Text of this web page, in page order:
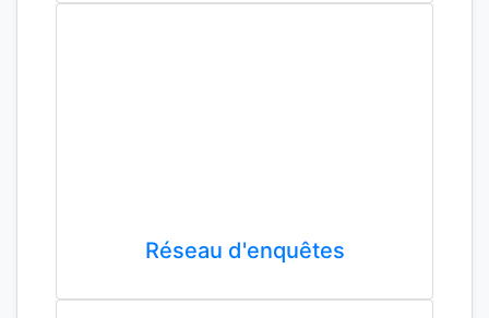
Réseau d'enquêtes